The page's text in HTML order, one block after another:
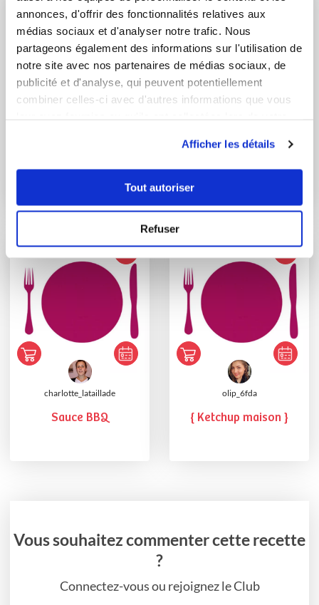
annonces, d'offrir des fonctionnalités relatives aux
médias sociaux et d'analyser notre trafic. Nous
partageons également des informations sur l'utilisation de
notre site avec nos partenaires de médias sociaux, de
publicité et d'analyse, qui peuvent potentiellement
combiner celles-ci avec d'autres informations que vous
Afficher les détails
Tout autoriser
Refuser
Guacamole maison
loloislila
Salade de poivrons -
charlotte_lataillade
Sauce BBQ
olip_6fda
{ Ketchup maison }
Vous souhaitez commenter cette recette
?
Connectez-vous ou rejoignez le Club